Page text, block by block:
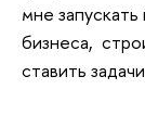
мне
бизнеса,
ставить